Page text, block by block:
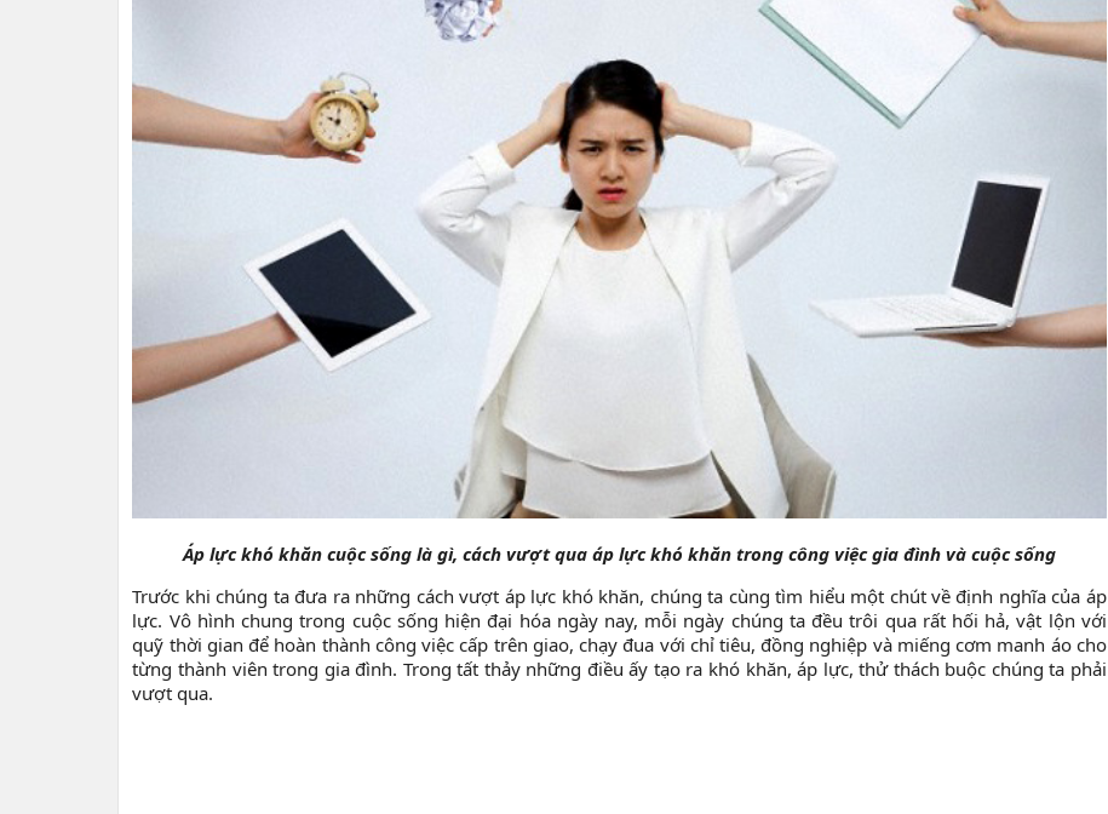
Áp lực khó khăn cuộc sống là gì, cách vượt qua áp lực khó khăn trong công việc gia đình và cuộc sống
Trước khi chúng ta đưa ra những cách vượt áp lực khó khăn, chúng ta cùng tìm hiểu một chút về định nghĩa của áp
lực. Vô hình chung trong cuộc sống hiện đại hóa ngày nay, mỗi ngày chúng ta đều trôi qua rất hối hả, vật lộn với
quỹ thời gian để hoàn thành công việc cấp trên giao, chạy đua với chỉ tiêu, đồng nghiệp và miếng cơm manh áo cho
từng thành viên trong gia đình. Trong tất thảy những điều ấy tạo ra khó khăn, áp lực, thử thách buộc chúng ta phải
vượt qua.